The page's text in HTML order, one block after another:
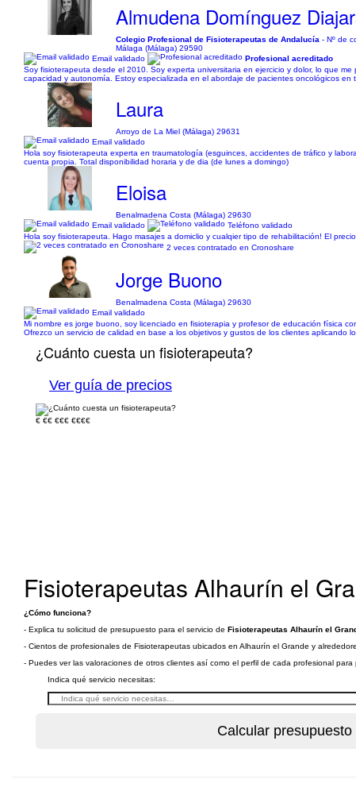
Almudena Domínguez
Colegio Profesional de Fisioterapeutas de Andalucía - Nº de
Málaga (Málaga) 29590
Email validado
Profesional acreditado
Soy fisioterapeuta desde el 2010. Soy experta universitaria en ejercicio y dolor, lo que
capacidad y autonomía. Estoy especializada en el abordaje de pacientes oncológicos en
Laura
Arroyo de La Miel (Málaga) 29631
Email validado
Hola soy fisioterapeuta experta en traumatología (esguinces, accidentes de tráfico y
cuenta propia. Total disponibilidad horaria y de dia (de lunes a domingo)
Eloisa
Benalmadena Costa (Málaga) 29630
Email validado
Teléfono validado
Hola soy fisioterapeuta. Hago masajes a domiclio y cualqier tipo de rehabilitación! El
2 veces contratado en Cronoshare
Jorge Buono
Benalmadena Costa (Málaga) 29630
Email validado
Mi nombre es jorge buono, soy licenciado en fisioterapia y profesor de educación física
Ofrezco un servicio de calidad en base a los objetivos y gustos de los clientes aplicando
¿Cuánto cuesta un fisioterapeuta?
Ver guía de precios
€ €€ €€€ €€€€
Fisioterapeutas Alhaurín el
¿Cómo funciona?
- Explica tu solicitud de presupuesto para el servicio de Fisioterapeutas Alhaurín el
- Cientos de profesionales de Fisioterapeutas ubicados en Alhaurín el Grande y
- Puedes ver las valoraciones de otros clientes así como el perfil de cada profesional
Indica qué servicio necesitas: